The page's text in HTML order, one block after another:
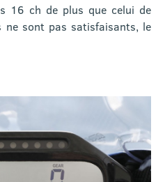
16 ch de plus que celui de
ne sont pas satisfaisants, le